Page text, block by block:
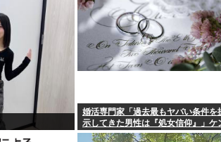
婚活専門家「過去最もヤバい条件を
示してきた男性は『処女信仰』」ケ
モメン…